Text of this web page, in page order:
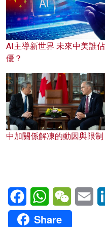
AI主導新世界 未來中美誰佔
優？
中加關係解凍的動因與限制
FacebookWhatsAppWeChat
Share